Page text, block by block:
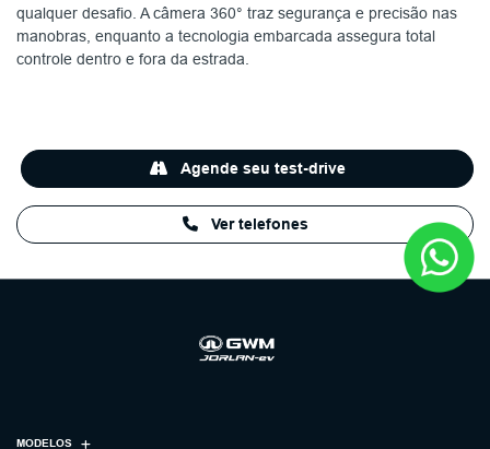
qualquer desafio. A câmera 360° traz segurança e precisão nas
manobras, enquanto a tecnologia embarcada assegura total
controle dentro e fora da estrada.
Ver telefones
Agende seu test-drive
MODELOS